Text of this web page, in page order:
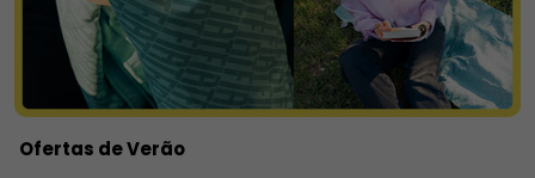
Ofertas de Verão